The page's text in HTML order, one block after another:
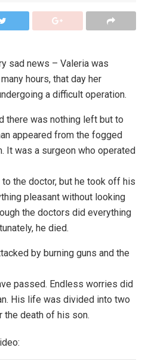
sad news – Valeria was
hours, that day her
a difficult operation.
there was nothing left but to
appeared from the fogged
It was a surgeon who operated
the doctor, but he took off his
pleasant without looking
the doctors did everything
he died.
by burning guns and the
passed. Endless worries did
His life was divided into two
death of his son.